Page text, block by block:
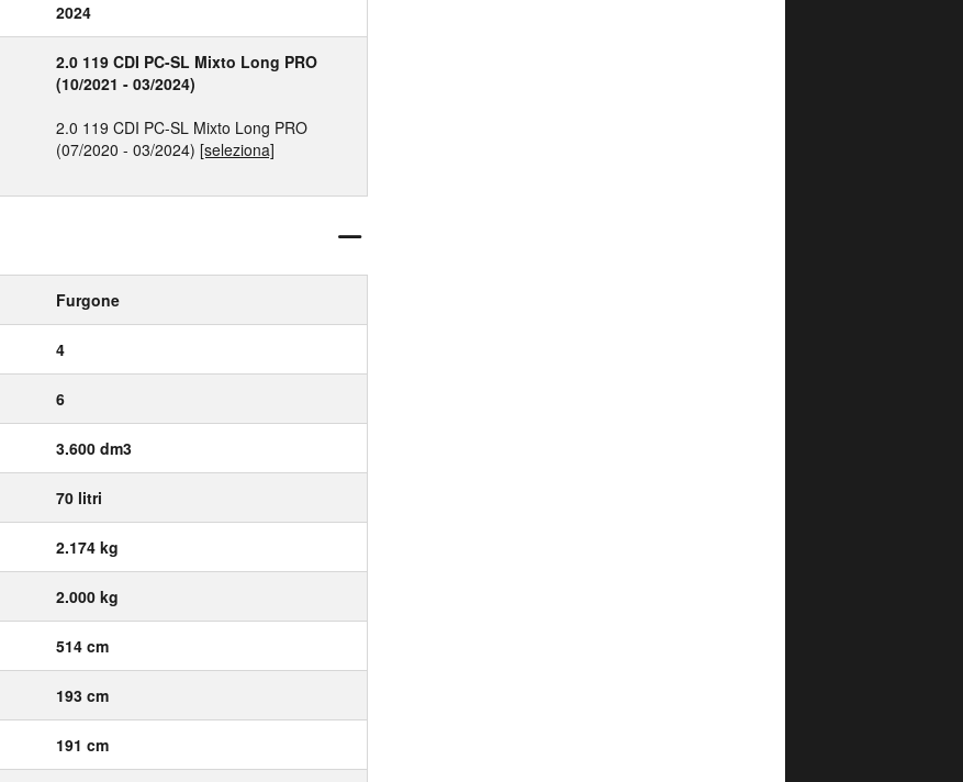
2024
2.0 119 CDI PC-SL Mixto Long PRO
(10/2021 - 03/2024)
2.0 119 CDI PC-SL Mixto Long PRO
(07/2020 - 03/2024) [seleziona]
Furgone
4
6
3.600 dm3
70 litri
2.174 kg
2.000 kg
514 cm
193 cm
191 cm